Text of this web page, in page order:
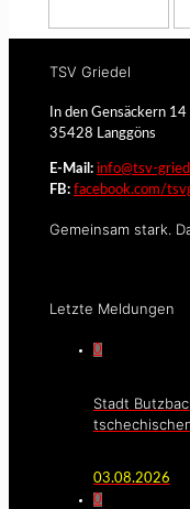
TSV Griedel
In den Gensäckern 14
35428 Langgöns
E-Mail: info@tsv-
FB: facebook.com/
Gemeinsam stark.
Letzte Meldungen
0
Stadt
03.08.2026
0